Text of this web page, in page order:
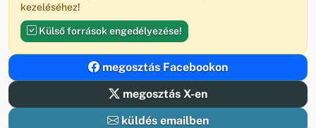
kezeléséhez!
Külső források engedélyezése!
megosztás Facebookon
megosztás X-en
küldés emailben